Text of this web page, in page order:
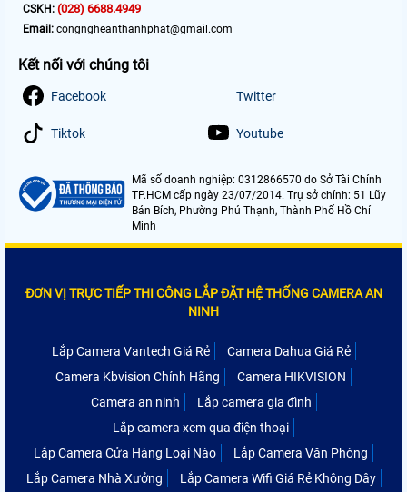
CSKH: (028) 6688.4949
Email: congngheanthanhphat@gmail.com
Kết nối với chúng tôi
Facebook Twitter
Tiktok Youtube
Mã số doanh nghiệp: 0312866570 do Sở Tài Chính
TP.HCM cấp ngày 23/07/2014. Trụ sở chính: 51 Lũy
Bán Bích, Phường Phú Thạnh, Thành Phố Hồ Chí
Minh
ĐƠN VỊ TRỰC TIẾP THI CÔNG LẮP ĐẶT HỆ THỐNG CAMERA AN
NINH
Lắp Camera Vantech Giá Rẻ
Camera Dahua Giá Rẻ
Camera Kbvision Chính Hãng
Camera HIKVISION
Camera an ninh
Lắp camera gia đình
Lắp camera xem qua điện thoại
Lắp Camera Cửa Hàng Loại Nào
Lắp Camera Văn Phòng
Lắp Camera Nhà Xưởng
Lắp Camera Wifi Giá Rẻ Không Dây